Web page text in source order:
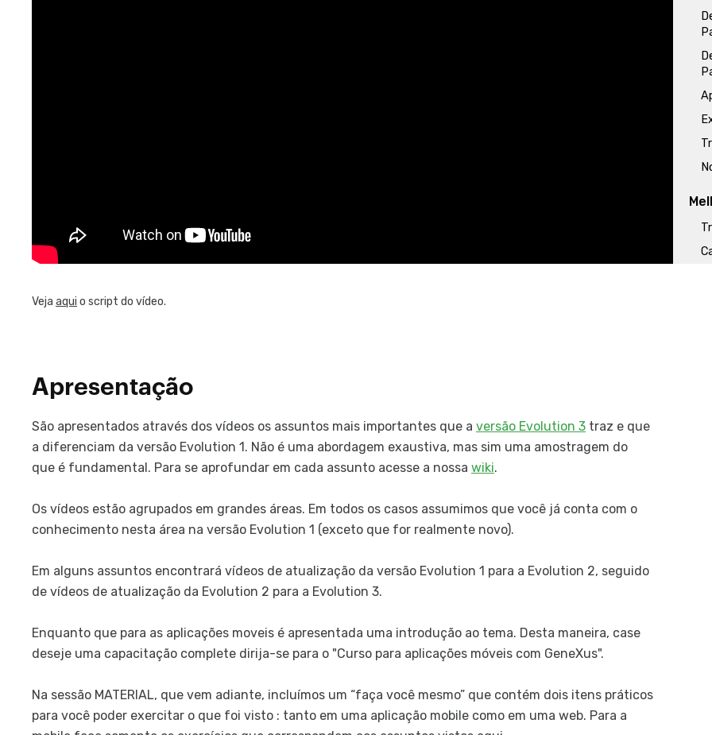
Veja aqui o script do vídeo.
Apresentação
São apresentados através dos vídeos os assuntos mais importantes que a versão Evolution 3 traz e que
a diferenciam da versão Evolution 1. Não é uma abordagem exaustiva, mas sim uma amostragem do
que é fundamental. Para se aprofundar em cada assunto acesse a nossa wiki.
Os vídeos estão agrupados em grandes áreas. Em todos os casos assumimos que você já conta com o
conhecimento nesta área na versão Evolution 1 (exceto que for realmente novo).
Em alguns assuntos encontrará vídeos de atualização da versão Evolution 1 para a Evolution 2, seguido
de vídeos de atualização da Evolution 2 para a Evolution 3.
Enquanto que para as aplicações moveis é apresentada uma introdução ao tema. Desta maneira, case
deseje uma capacitação complete dirija-se para o "Curso para aplicações móveis com GeneXus".
Na sessão MATERIAL, que vem adiante, incluímos um “faça você mesmo” que contém dois itens práticos
para você poder exercitar o que foi visto : tanto em uma aplicação mobile como em uma web. Para a